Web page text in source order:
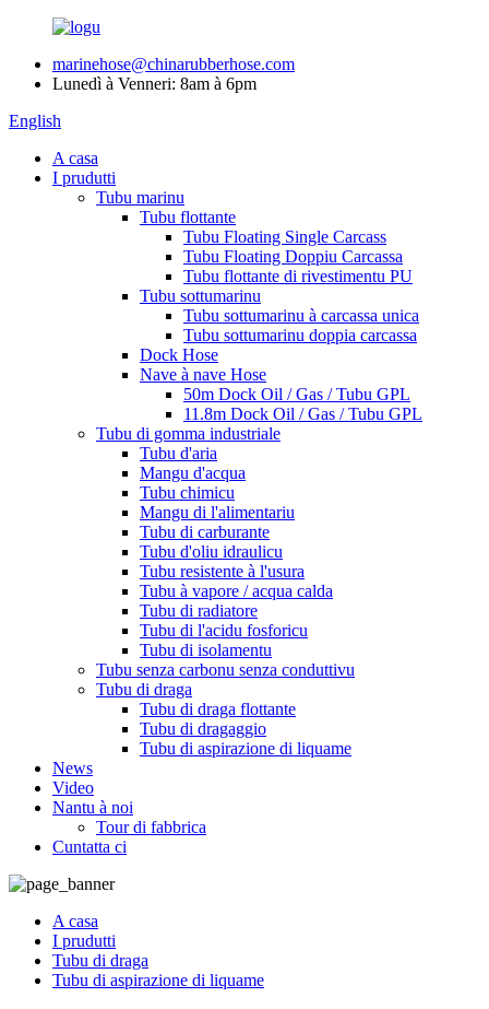
marinehose@chinarubberhose.com
Lunedì à Venneri: 8am à 6pm
English
A casa
I prudutti
Tubu marinu
Tubu flottante
Tubu Floating Single Carcass
Tubu Floating Doppiu Carcassa
Tubu flottante di rivestimentu PU
Tubu sottumarinu
Tubu sottumarinu à carcassa unica
Tubu sottumarinu doppia carcassa
Dock Hose
Nave à nave Hose
50m Dock Oil / Gas / Tubu GPL
11.8m Dock Oil / Gas / Tubu GPL
Tubu di gomma industriale
Tubu d'aria
Mangu d'acqua
Tubu chimicu
Mangu di l'alimentariu
Tubu di carburante
Tubu d'oliu idraulicu
Tubu resistente à l'usura
Tubu à vapore / acqua calda
Tubu di radiatore
Tubu di l'acidu fosforicu
Tubu di isolamentu
Tubu senza carbonu senza conduttivu
Tubu di draga
Tubu di draga flottante
Tubu di dragaggio
Tubu di aspirazione di liquame
News
Video
Nantu à noi
Tour di fabbrica
Cuntatta ci
A casa
I prudutti
Tubu di draga
Tubu di aspirazione di liquame